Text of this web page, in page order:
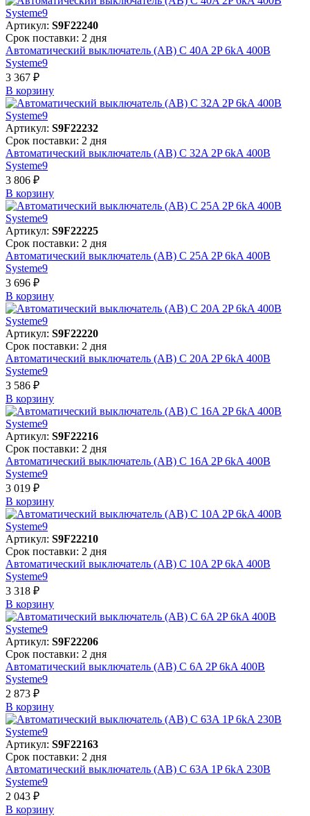
Артикул: S9F22240
Срок поставки: 2 дня
Автоматический выключатель (АВ) C 40A 2P 6kA 400В
Systeme9
3 367 ₽
В корзинy
Артикул: S9F22232
Срок поставки: 2 дня
Автоматический выключатель (АВ) C 32A 2P 6kA 400В
Systeme9
3 806 ₽
В корзинy
Артикул: S9F22225
Срок поставки: 2 дня
Автоматический выключатель (АВ) C 25A 2P 6kA 400В
Systeme9
3 696 ₽
В корзинy
Артикул: S9F22220
Срок поставки: 2 дня
Автоматический выключатель (АВ) C 20A 2P 6kA 400В
Systeme9
3 586 ₽
В корзинy
Артикул: S9F22216
Срок поставки: 2 дня
Автоматический выключатель (АВ) C 16A 2P 6kA 400В
Systeme9
3 019 ₽
В корзинy
Артикул: S9F22210
Срок поставки: 2 дня
Автоматический выключатель (АВ) C 10A 2P 6kA 400В
Systeme9
3 318 ₽
В корзинy
Артикул: S9F22206
Срок поставки: 2 дня
Автоматический выключатель (АВ) C 6A 2P 6kA 400В
Systeme9
2 873 ₽
В корзинy
Артикул: S9F22163
Срок поставки: 2 дня
Автоматический выключатель (АВ) C 63A 1P 6kA 230В
Systeme9
2 043 ₽
В корзинy